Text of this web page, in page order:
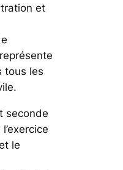
et
tous les
seconde
le